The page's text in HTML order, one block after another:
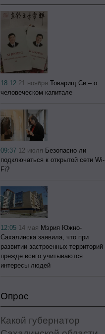
18:12 21 ноября Товарищ Си – о
человеческом капитале
09:37 12 июля Безопасно ли
подключаться к открытой сети Wi-
Fi?
12:05 14 мая Мэрия Южно-
Сахалинска заявила, что при
развитии застроенных территорий
прежде всего учитываются
интересы людей
Опрос
Какой губернатор